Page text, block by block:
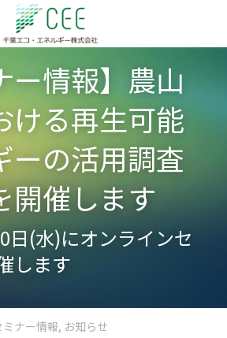
ョン
プ
ー情報】農山
ける再生可能
ーの活用調査
開催します
日(水)にオンラインセ
します
ミナー情報, お知らせ